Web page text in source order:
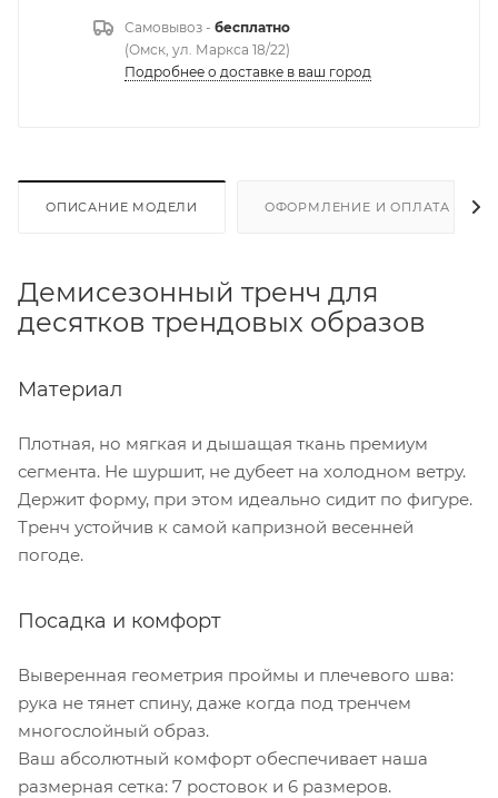
Самовывоз - бесплатно
(Омск, ул. Маркса 18/22)
Подробнее о доставке в ваш город
ОПИСАНИЕ МОДЕЛИ ОФОРМЛЕНИЕ И ОПЛАТА
Демисезонный тренч для
десятков трендовых образов
Материал
Плотная, но мягкая и дышащая ткань премиум
сегмента. Не шуршит, не дубеет на холодном ветру.
Держит форму, при этом идеально сидит по фигуре.
Тренч устойчив к самой капризной весенней
погоде.
Посадка и комфорт
Выверенная геометрия проймы и плечевого шва:
рука не тянет спину, даже когда под тренчем
многослойный образ.
Ваш абсолютный комфорт обеспечивает наша
размерная сетка: 7 ростовок и 6 размеров.